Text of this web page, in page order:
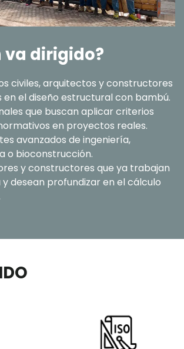
va dirigido?
civiles, arquitectos y constructores
en el diseño estructural con bambú.
que buscan aplicar criterios
en proyectos reales.
avanzados de ingeniería,
o bioconstrucción.
y constructores que ya trabajan
desean profundizar en el cálculo